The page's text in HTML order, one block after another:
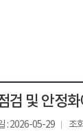
및 안정
: 2026-05-29 조